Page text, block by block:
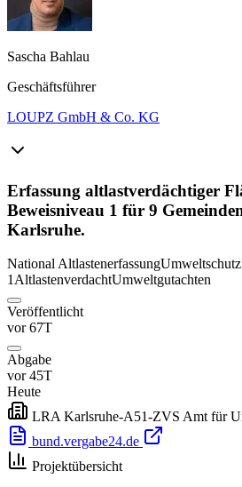
Sascha Bahlau
Geschäftsführer
LOUPZ GmbH & Co. KG
Erfassung altlastverdächtiger
Beweisniveau 1 für 9
Karlsruhe.
National AltlastenerfassungUmweltschutz
1 AltlastenverdachtUmweltgutachten
Veröffentlicht
vor 67T
Abgabe
vor 45T
Heute
LRA Karlsruhe-A51-ZVS Amt für
bund.vergabe24.de
Projektübersicht